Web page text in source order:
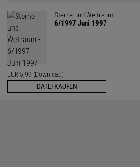
Sterne und Weltraum
6/1997 Juni 1997
EUR 5,99 (Download)
DATEI KAUFEN